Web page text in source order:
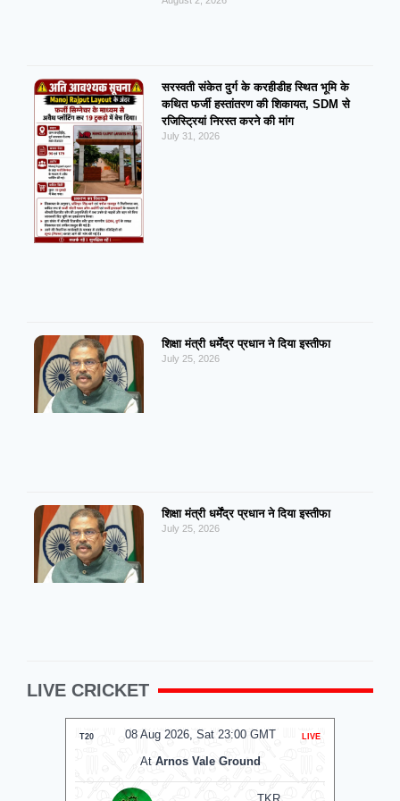
सरस्वती संकेत दुर्ग के करहीडीह स्थित भूमि के
कथित फर्जी हस्तांतरण की शिकायत, SDM से
रजिस्ट्रियां निरस्त करने की मांग
July 31, 2026
शिक्षा मंत्री धर्मेंद्र प्रधान ने दिया इस्तीफा
July 25, 2026
शिक्षा मंत्री धर्मेंद्र प्रधान ने दिया इस्तीफा
July 25, 2026
LIVE CRICKET
08 Aug 2026, Sat 17:00 GMT
T20
AtThe Rose Bowl
Manchester Super Giants